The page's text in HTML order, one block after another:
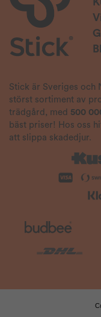
Stick är Sveriges och
störst sortiment av
trädgård, med 500
bäst priser! Hos oss
att slippa skadedjur.